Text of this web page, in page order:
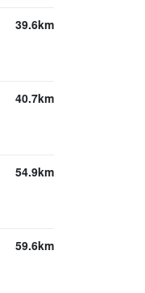
39.6km
40.7km
54.9km
59.6km